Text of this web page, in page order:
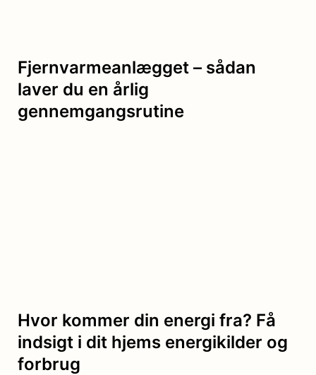
Fjernvarmeanlægget – sådan
laver du en årlig
gennemgangsrutine
Hvor kommer din energi fra? Få
indsigt i dit hjems energikilder og
forbrug